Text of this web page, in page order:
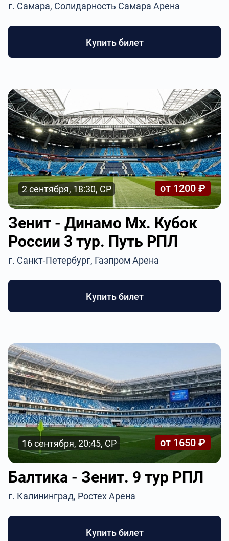
г. Самара, Солидарность Самара Арена
Купить билет
2 сентября, 18:30, СР от 1200 ₽
Зенит - Динамо Мх. Кубок
России 3 тур. Путь РПЛ
г. Санкт-Петербург, Газпром Арена
Купить билет
16 сентября, 20:45, СР от 1650 ₽
Балтика - Зенит. 9 тур РПЛ
г. Калининград, Ростех Арена
Купить билет